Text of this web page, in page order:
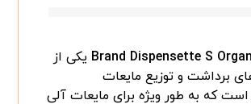
یکی از
برداشت و توزیع مایعات
که به طور ویژه برای مایعات آلی